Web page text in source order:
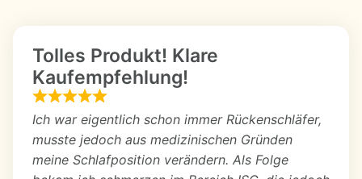
Tolles Produkt! Klare
Kaufempfehlung!
Ich war eigentlich schon immer Rückenschläfer,
musste jedoch aus medizinischen Gründen
meine Schlafposition verändern. Als Folge